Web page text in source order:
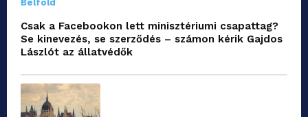
Belföld
Csak a Facebookon lett minisztériumi csapattag?
Se kinevezés, se szerződés – számon kérik Gajdos
Lászlót az állatvédők